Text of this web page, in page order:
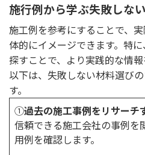
施行例から学ぶ失敗しな
施工例を参考にすることで、
体的にイメージできます。特
探すことで、より実践的な情報
以下は、失敗しない材料選び
す。
①過去の施工事例をリサーチ
信頼できる施工会社の事例を
用例を確認します。